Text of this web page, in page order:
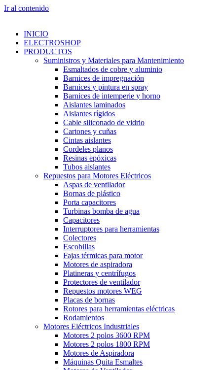
Ir al contenido
INICIO
ELECTROSHOP
PRODUCTOS
Suministros y Materiales para Mantenimiento
Esmaltados de cobre y aluminio
Barnices de impregnación
Barnices y pintura en spray
Barnices de intemperie y horno
Aislantes laminados
Aislantes rígidos
Cable siliconado de vidrio
Cartones y cuñas
Cintas aislantes
Cordeles planos
Resinas epóxicas
Tubos aislantes
Repuestos para Motores Eléctricos
Aspas de ventilador
Bornas de plástico
Porta capacitores
Turbinas bomba de agua
Capacitores
Interruptores para herramientas
Colectores
Escobillas
Fajas térmicas para motor
Motores de aspiradora
Platineras y centrífugos
Protectores de ventilador
Repuestos motores WEG
Placas de bornas
Rotores para herramientas eléctricas
Rodamientos
Motores Eléctricos Industriales
Motores 2 polos 3600 RPM
Motores 2 polos 1800 RPM
Motores de Aspiradora
Máquinas Quita Esmaltes